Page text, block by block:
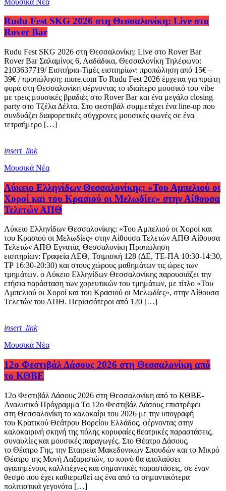
Rudu Fest SKG 2026 στη Θεσσαλονίκη: Live στο
Rover Bar
Rudu Fest SKG 2026 στη Θεσσαλονίκη: Live στο Rover Bar
Rover Bar Σαλαμίνος 6, Λαδάδικα, Θεσσαλονίκη Τηλέφωνο:
2103637719/ Εισιτήρια-Τιμές εισιτηρίων: προπώληση από 15€ –
39€ / προπώληση: more.com Το Rudu Fest 2026 έρχεται για πρώτη
φορά στη Θεσσαλονίκη φέρνοντας το ιδιαίτερο μουσικό του vibe
με τρεις μουσικές βραδιές στο Rover Bar και ένα μεγάλο closing
party στο Τζέλα Δέλτα. Στο φεστιβάλ συμμετέχει ένα line-up που
συνδυάζει διαφορετικές σύγχρονες μουσικές φωνές σε ένα
τετραήμερο […]
insert_link
Μουσικά Νέα
Λύκειο Ελληνίδων Θεσσαλονίκης: «Του Αμπελιού οι
Χοροί και του Κρασιού οι Μελωδίες» στην Αίθουσα
Τελετών ΑΠΘ
Λύκειο Ελληνίδων Θεσσαλονίκης: «Του Αμπελιού οι Χοροί και
του Κρασιού οι Μελωδίες» στην Αίθουσα Τελετών ΑΠΘ Αίθουσα
Τελετών ΑΠΘ Εγνατία, Θεσσαλονίκη Προπώληση
εισιτηρίων: Γραφεία ΛΕΘ, Τσιμισκή 128 (ΔΕ, ΤΕ-ΠΑ 10:30-14:30,
ΤΡ 16:30-20:30) και στους χώρους μαθημάτων τις ώρες των
τμημάτων. ο Λύκειο Ελληνίδων Θεσσαλονίκης παρουσιάζει την
ετήσια παράσταση των χορευτικών του τμημάτων, με τίτλο «Του
Αμπελιού οι Χοροί και του Κρασιού οι Μελωδίες», στην Αίθουσα
Τελετών του ΑΠΘ. Περισσότεροι από 120 […]
insert_link
Μουσικά Νέα
12ο Φεστιβάλ Δάσους 2026 στη Θεσσαλονίκη από
το ΚΘΒΕ
12ο Φεστιβάλ Δάσους 2026 στη Θεσσαλονίκη από το ΚΘΒΕ-
Αναλυτικό Πρόγραμμα Το 12ο Φεστιβάλ Δάσους επιστρέφει
στη Θεσσαλονίκη το καλοκαίρι του 2026 με την υπογραφή
του Κρατικού Θεάτρου Βορείου Ελλάδος, φέρνοντας στην
καλοκαιρινή σκηνή της πόλης κορυφαίες θεατρικές παραστάσεις,
συναυλίες και μουσικές παραγωγές. Στο Θέατρο Δάσους,
το Θέατρο Γης, την Εταιρεία Μακεδονικών Σπουδών και το Μικρό
Θέατρο της Μονή Λαζαριστών, το κοινό θα απολαύσει
αγαπημένους καλλιτέχνες και σημαντικές παραστάσεις, σε έναν
θεσμό που έχει καθιερωθεί ως ένα από τα σημαντικότερα
πολιτιστικά γεγονότα […]